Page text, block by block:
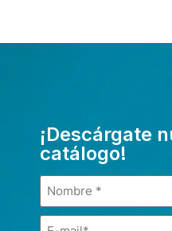
¡Descárgate
catálogo!